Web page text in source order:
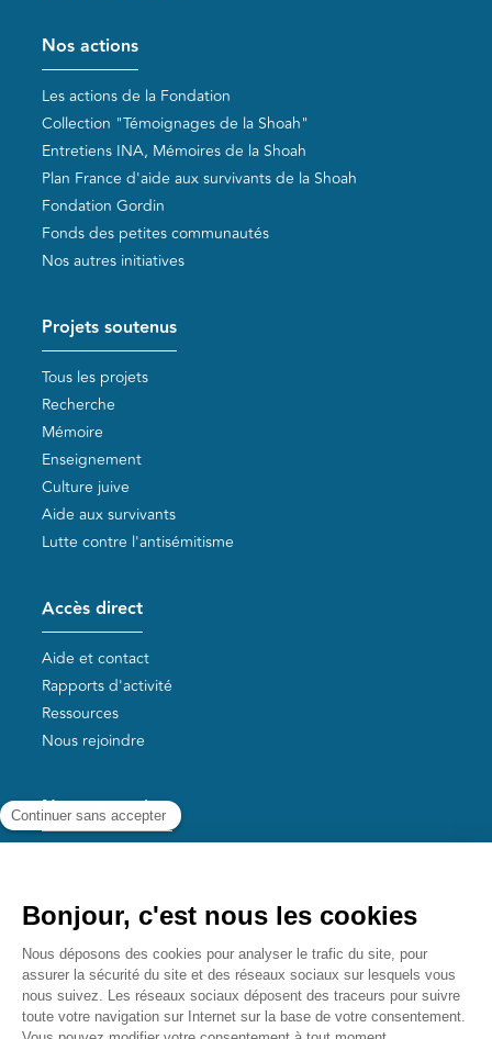
Pied de page
Nos actions
Les actions de la Fondation
Collection "Témoignages de la Shoah"
Entretiens INA, Mémoires de la Shoah
Plan France d'aide aux survivants de la Shoah
Fondation Gordin
Fonds des petites communautés
Nos autres initiatives
Projets soutenus
Tous les projets
Recherche
Mémoire
Enseignement
Culture juive
Aide aux survivants
Lutte contre l'antisémitisme
Accès direct
Aide et contact
Rapports d'activité
Ressources
Nous rejoindre
Nos autres sites
Liens utiles
Mémorial de la Shoah
Le camp des Milles